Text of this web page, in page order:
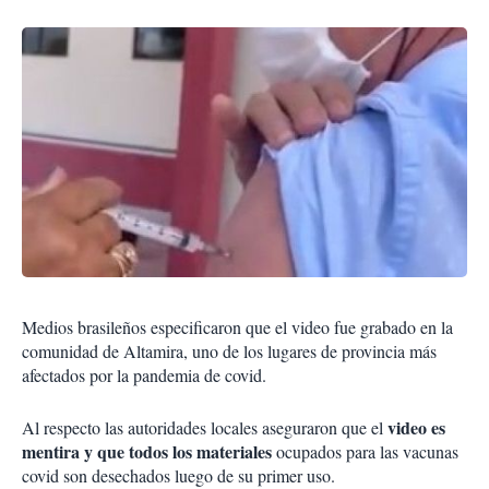
Medios brasileños especificaron que el video fue grabado en la
comunidad de Altamira, uno de los lugares de provincia más
afectados por la pandemia de covid.
Al respecto las autoridades locales aseguraron que elvideo es
mentira y que todos los materialesocupados para las vacunas
covid son desechados luego de su primer uso.